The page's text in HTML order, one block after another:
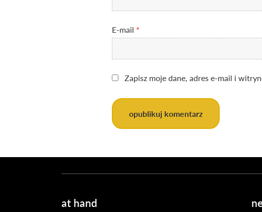
E-mail *
Zapisz moje dane, adres e-mail i
at hand